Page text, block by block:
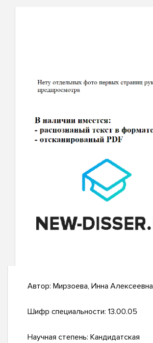
Автор: Мирзоева, Инна Алексеевна
Шифр специальности: 13.00.05
Научная степень: Кандидатская